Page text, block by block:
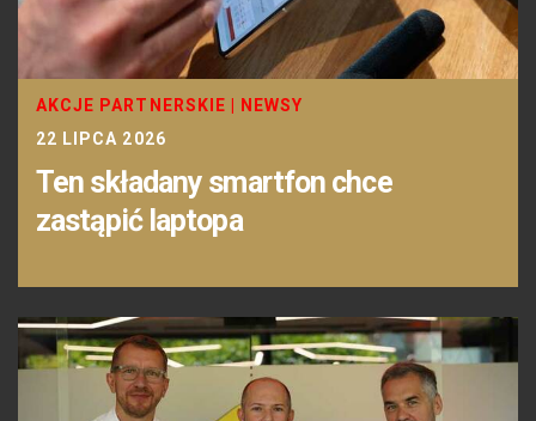
AKCJE PARTNERSKIE
NEWSY
22 LIPCA 2026
Ten składany smartfon chce
zastąpić laptopa